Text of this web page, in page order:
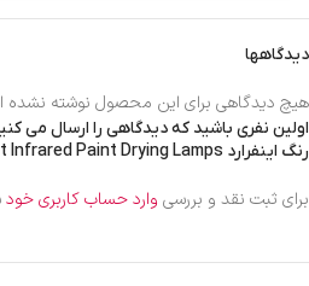
دیدگاهها
هیچ دیدگاهی برای این محصول نوشته نشده
رنگ اینفرارد Hornet Infrared Paint Drying Lamps”
برای ثبت نقد و بررسی وارد حساب کاربری خود